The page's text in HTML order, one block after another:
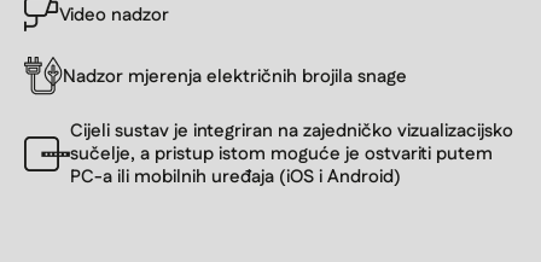
Video nadzor
Nadzor mjerenja električnih brojila snage
Cijeli sustav je integriran na zajedničko vizualizacijsko
sučelje, a pristup istom moguće je ostvariti putem
PC-a ili mobilnih uređaja (iOS i Android)